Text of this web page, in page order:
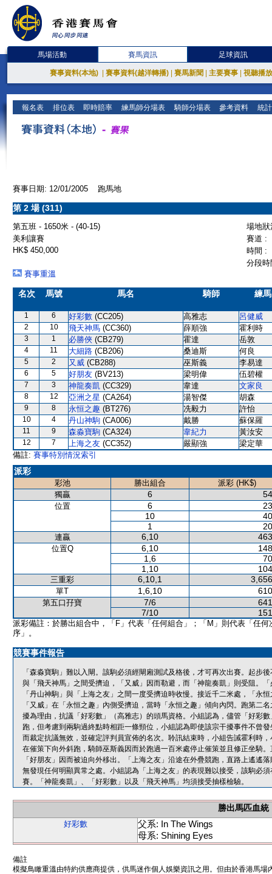
馬場活動 賽馬資訊 足球資訊
賽事資料(本地) 賽事資料(越洋轉播) 賽馬新聞 主要賽事 視聽播
報名表 排位表 即時賠率 練馬師分場表 騎師分場表 參考資料 統
賽事日期: 12/01/2005 跑馬地
第 2 場 (311)
第五班 - 1650米 - (40-15)
場地
美利讓賽
賽道 :
HK$ 450,000
時間 :
分段
賽事重溫
名次 馬號 馬名 騎師 練
1 6 好彩數 (CC205) 高雅志 呂健威
2 10 飛天神馬 (CC360) 薛順強 霍利時
3 1 必勝俠 (CB279) 霍達 岳敦
4 11 大細路 (CB206) 桑迪斯 何良
5 2 又威 (CB288) 巫斯義 李易達
6 5 好朋友 (BV213) 梁明偉 伍碧權
7 3 神龍奏凱 (CC329) 韋達 文家良
8 12 亞洲之星 (CA264) 湯智傑 胡森
9 8 永恒之趣 (BT276) 冼毅力 許怡
10 4 丹山神駒 (CA006) 戴勝 蘇保羅
11 9 森淼寶駒 (CA324) 韋紀力 黃汝安
12 7 上海之友 (CC352) 嚴顯強
梁定華
備註: 賽事特別情況索引
派彩
彩池 勝出組合
派彩 (HK$)
獨贏
6
位置 6
10
1
連贏 6,10
位置Q 6,10
1,6
1,10
三重彩 6,10,1
單T 1,6,10
第五口孖寶 7/6
7/10
派彩備註：於勝出組合中，「F」代表「任何組合」；「M」則代表「任何
序」。
競賽事件報告
「森淼寶駒」難以入閘。該駒必須經閘廂測試及格後，才可再次出賽。起步
與「飛天神馬」之間受擠迫，「又威」因而勒避，而「神龍奏凱」則受阻。
「丹山神駒」與「上海之友」之間一度受擠迫時收慢。接近千二米處，「永
「又威」在「永恒之趣」內側受擠迫，當時「永恒之趣」傾向內閃。跑第二
擾為理由，抗議「好彩數」（高雅志）的頭馬資格。小組認為，儘管「好彩
跑，但考慮到兩駒過終點時相距一條頸位，小組認為即使該宗干擾事件不曾
而裁定抗議無效，並確定評判員宣佈的名次。聆訊結束時，小組告誡霍利時
在催策下向外斜跑，騎師巫斯義因而於跑過一百米處停止催策並且修正坐騎
「好朋友」因而被迫向外移出。「上海之友」沿途在外疊競跑，直路上遙遙
無發現任何明顯異常之處。小組認為「上海之友」的表現難以接受，該駒必
賽。「神龍奏凱」、「好彩數」以及「飛天神馬」均須接受抽樣檢驗。
勝出馬匹血統
好彩數
父系: In The Wings
母系: Shining Eyes
備註
模擬鳥瞰重溫由特約供應商提供，供馬迷作個人娛樂資訊之用。但由於香港馬